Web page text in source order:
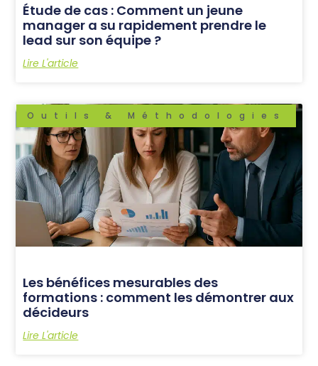
Étude de cas : Comment un jeune
manager a su rapidement prendre le
lead sur son équipe ?
Lire L'article
Outils & Méthodologies
Les bénéfices mesurables des
formations : comment les démontrer aux
décideurs
Lire L'article